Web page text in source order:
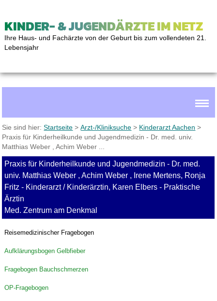
KINDER- & JUGENDÄRZTE IM NETZ
Ihre Haus- und Fachärzte von der Geburt bis zum vollendeten 21.
Lebensjahr
Sie sind hier:Startseite >Arzt-/Kliniksuche > Kinderarzt Aachen >
Praxis für Kinderheilkunde und Jugendmedizin - Dr. med. univ.
Matthias Weber , Achim Weber ...
Praxis für Kinderheilkunde und Jugendmedizin - Dr. med.
univ. Matthias Weber , Achim Weber , Irene Mertens, Ronja
Fritz - Kinderarzt / Kinderärztin, Karen Elbers - Praktische
Ärztin
Med. Zentrum am Denkmal
Reisemedizinischer Fragebogen
Aufklärungsbogen Gelbfieber
Fragebogen Bauchschmerzen
OP-Fragebogen